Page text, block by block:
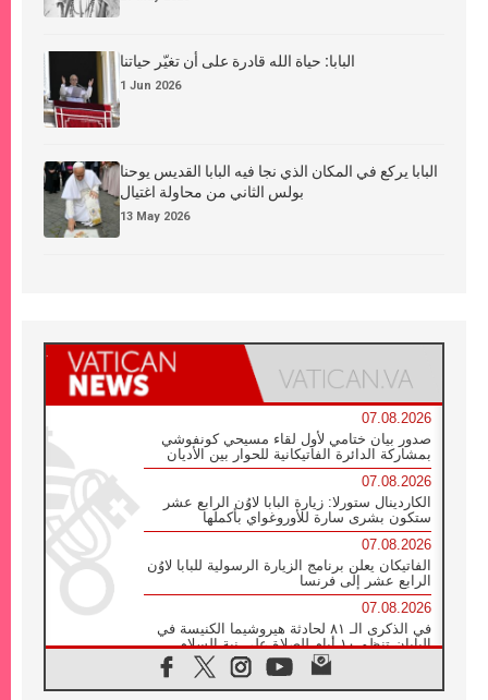
البابا: حياة الله قادرة على أن تغيّر حياتنا
1 Jun 2026
البابا يركع في المكان الذي نجا فيه البابا القديس يوحنا
بولس الثاني من محاولة اغتيال
13 May 2026
07.08.2026
صدور بيان ختامي لأول لقاء مسيحي كونفوشي
بمشاركة الدائرة الفاتيكانية للحوار بين الأديان
07.08.2026
الكاردينال ستورلا: زيارة البابا لاوُن الرابع عشر
ستكون بشرى سارة للأوروغواي بأكملها
07.08.2026
الفاتيكان يعلن برنامج الزيارة الرسولية للبابا لاوُن
الرابع عشر إلى فرنسا
07.08.2026
في الذكرى الـ ٨١ لحادثة هيروشيما الكنيسة في
اليابان تنظم ١٠ أيام للصلاة على نية السلام
الكنيسة في الأوروغواي: زيارة البابا ستعزز